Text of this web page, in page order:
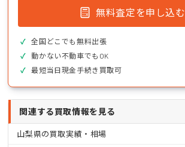
無料査定を申し込む
全国どこでも無料出張
動かない不動車でもOK
最短当日現金手続き買取可
関連する買取情報を見る
山梨県の買取実績・相場